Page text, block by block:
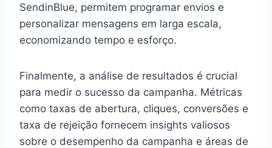
SendinBlue, permitem programar envios e
personalizar mensagens em larga escala,
economizando tempo e esforço.
Finalmente, a análise de resultados é crucial
para medir o sucesso da campanha. Métricas
como taxas de abertura, cliques, conversões e
taxa de rejeição fornecem insights valiosos
sobre o desempenho da campanha e áreas de